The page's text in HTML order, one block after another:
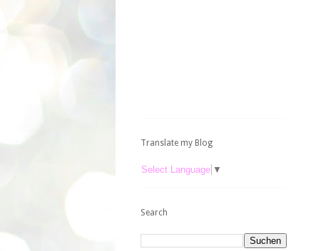
Translate my Blog
Select Language ▼
Search